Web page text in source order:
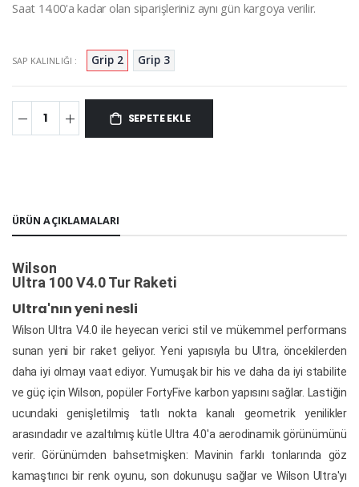
Saat 14.00'a kadar olan siparişleriniz aynı gün kargoya verilir.
SAP KALINLIĞI : Grip 2 Grip 3
SEPETE EKLE
ÜRÜN AÇIKLAMALARI
Wilson
Ultra 100 V4.0 Tur Raketi
Ultra'nın yeni nesli
Wilson Ultra V4.0 ile heyecan verici stil ve mükemmel performans
sunan yeni bir raket geliyor.Yeni yapısıyla bu Ultra, öncekilerden
daha iyi olmayı vaat ediyor. Yumuşak bir his ve daha da iyi stabilite
ve güç için Wilson, popüler FortyFive karbon yapısını sağlar. Lastiğin
ucundaki genişletilmiş tatlı nokta kanalı geometrik yenilikler
arasındadır ve azaltılmış kütle Ultra 4.0'a aerodinamik görünümünü
verir.Görünümden bahsetmişken: Mavinin farklı tonlarında göz
kamaştırıcı bir renk oyunu, son dokunuşu sağlar ve Wilson Ultra'yı